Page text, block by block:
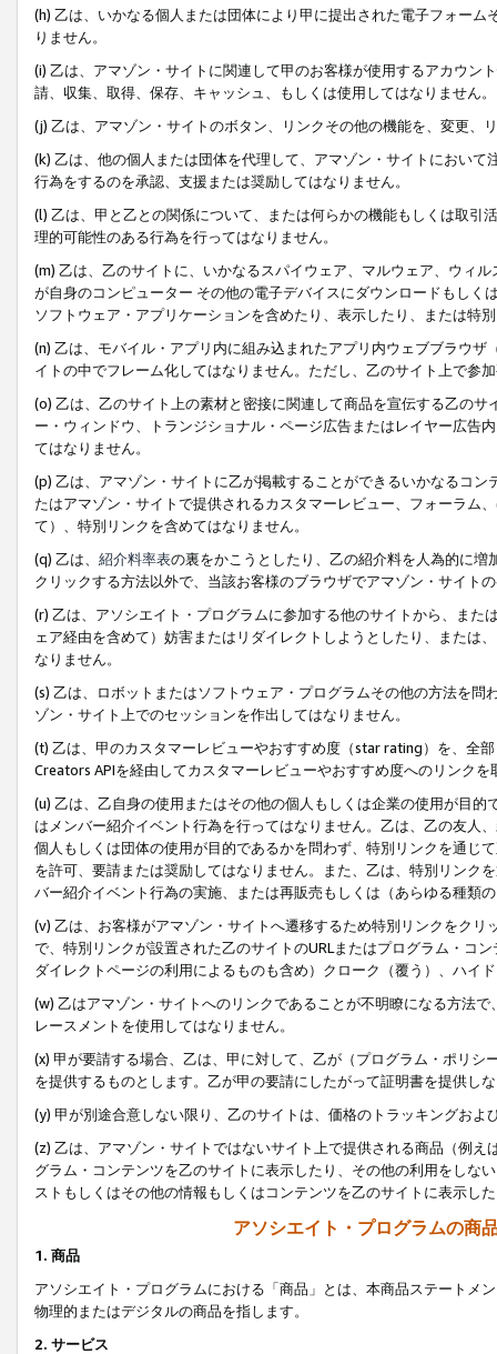
(h) 乙は、いかなる個人または団体により甲に提出された電子フォー
りません。
(i) 乙は、アマゾン・サイトに関連して甲のお客様が使用するアカウン
請、収集、取得、保存、キャッシュ、もしくは使用してはなりません。
(j) 乙は、アマゾン・サイトのボタン、リンクその他の機能を、変更、
(k) 乙は、他の個人または団体を代理して、アマゾン・サイトにおい
行為をするのを承認、支援または奨励してはなりません。
(l) 乙は、甲と乙との関係について、または何らかの機能もしくは取
理的可能性のある行為を行ってはなりません。
(m) 乙は、乙のサイトに、いかなるスパイウェア、マルウェア、ウィ
が自身のコンピューター その他の電子デバイスにダウンロードもし
ソフトウェア・アプリケーションを含めたり、表示したり、または特
(n) 乙は、モバイル・アプリ内に組み込まれたアプリ内ウェブブラウ
イトの中でフレーム化してはなりません。ただし、乙のサイト上で参
(o) 乙は、乙のサイト上の素材と密接に関連して商品を宣伝する乙の
ー・ウィンドウ、トランジショナル・ページ広告またはレイヤー広告
てはなりません。
(p) 乙は、アマゾン・サイトに乙が掲載することができるいかなるコ
たはアマゾン・サイトで提供されるカスタマーレビュー、フォーラム
て）、特別リンクを含めてはなりません。
(q) 乙は、 紹介料率表の裏をかこうとしたり、乙の紹介料を人為的に
クリックする方法以外で、当該お客様のブラウザでアマゾン・サイト
(r) 乙は、アソシエイト・プログラムに参加する他のサイトから、ま
ェア経由を含めて）妨害またはリダイレクトしようとしたり、または
なりません。
(s) 乙は、ロボットまたはソフトウェア・プログラムその他の方法を
ゾン・サイト上でのセッションを作出してはなりません。
(t) 乙は、甲のカスタマーレビューやおすすめ度（star rating）を、全
Creators APIを経由してカスタマーレビューやおすすめ度へのリンクを
(u) 乙は、乙自身の使用またはその他の個人もしくは企業の使用が目
はメンバー紹介イベント行為を行ってはなりません。乙は、乙の友人
個人もしくは団体の使用が目的であるかを問わず、特別リンクを通じ
を許可、要請または奨励してはなりません。また、乙は、特別リンク
バー紹介イベント行為の実施、または再販売もしくは（あらゆる種類
(v) 乙は、お客様がアマゾン・サイトへ遷移するため特別リンクをク
で、特別リンクが設置された乙のサイトのURLまたはプログラム・コ
ダイレクトページの利用によるものも含め）クローク（覆う）、ハイ
(w) 乙はアマゾン・サイトへのリンクであることが不明瞭になる方法
レースメントを使用してはなりません。
(x) 甲が要請する場合、乙は、甲に対して、乙が（プログラム・ポリ
を提供するものとします。乙が甲の要請にしたがって証明書を提供し
(y) 甲が別途合意しない限り、乙のサイトは、価格のトラッキングお
(z) 乙は、アマゾン・サイトではないサイト上で提供される商品（例
グラム・コンテンツを乙のサイトに表示したり、その他の利用をしな
ストもしくはその他の情報もしくはコンテンツを乙のサイトに表示し
アソシエイト・プログラムの商
1. 商品
アソシエイト・プログラムにおける「商品」とは、本商品ステートメ
物理的またはデジタルの商品を指します。
2. サービス